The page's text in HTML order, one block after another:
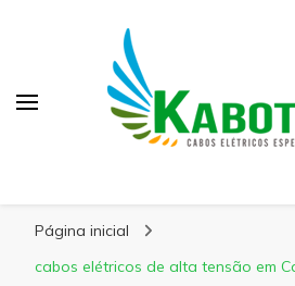
Página inicial
cabos elétricos de alta tensão em